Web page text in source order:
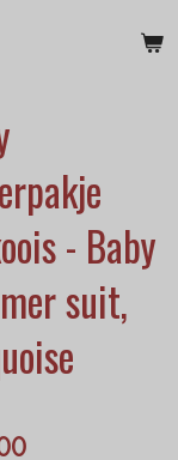
- Baby
suit,